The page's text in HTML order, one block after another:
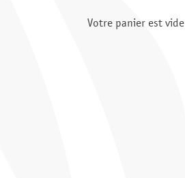
Votre panier est vide